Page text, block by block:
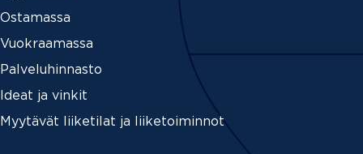
Ostamassa
Vuokraamassa
Palveluhinnasto
Ideat ja vinkit
Myytävät liiketilat ja liiketoiminnot